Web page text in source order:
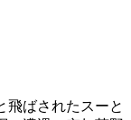
飛ばされたスーと